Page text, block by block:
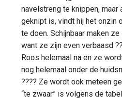
navelstreng te knippen, maar
geknipt is, vindt hij het onzin
te doen. Schijnbaar maken
want ze zijn even verbaasd
Roos helemaal na en ze
nog helemaal onder de
???? Ze wordt ook meteen
“te zwaar” is volgens de